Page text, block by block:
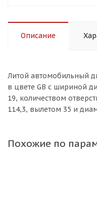
Описание
Литой aвтомобильный
в цвете GB с шириной
19, количеством
114,3, вылетом 35 и
Похожие по